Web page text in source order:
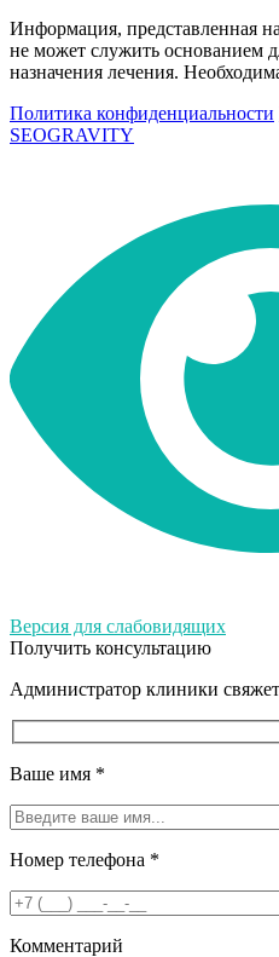
Информация, представленная
не может служить основанием
назначения лечения.
Политика конфиденциальности
SEOGRAVITY
Версия для слабовидящих
Получить консультацию
Администратор клиники
Ваше имя *
Номер телефона *
Комментарий